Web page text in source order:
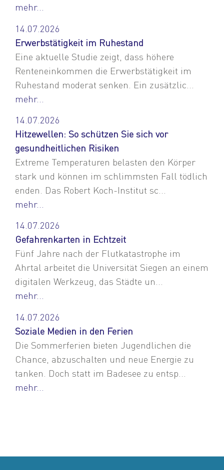
mehr...
14.07.2026
Erwerbstätigkeit im Ruhestand
Eine aktuelle Studie zeigt, dass höhere
Renteneinkommen die Erwerbstätigkeit im
Ruhestand moderat senken. Ein zusätzlic...
mehr...
14.07.2026
Hitzewellen: So schützen Sie sich vor
gesundheitlichen Risiken
Extreme Temperaturen belasten den Körper
stark und können im schlimmsten Fall tödlich
enden. Das Robert Koch-Institut sc...
mehr...
14.07.2026
Gefahrenkarten in Echtzeit
Fünf Jahre nach der Flutkatastrophe im
Ahrtal arbeitet die Universität Siegen an einem
digitalen Werkzeug, das Städte un...
mehr...
14.07.2026
Soziale Medien in den Ferien
Die Sommerferien bieten Jugendlichen die
Chance, abzuschalten und neue Energie zu
tanken. Doch statt im Badesee zu entsp...
mehr...